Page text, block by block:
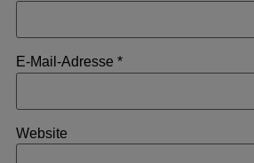
E-Mail-Adresse *
Website